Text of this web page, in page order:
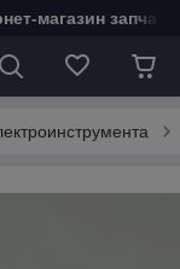
магазин